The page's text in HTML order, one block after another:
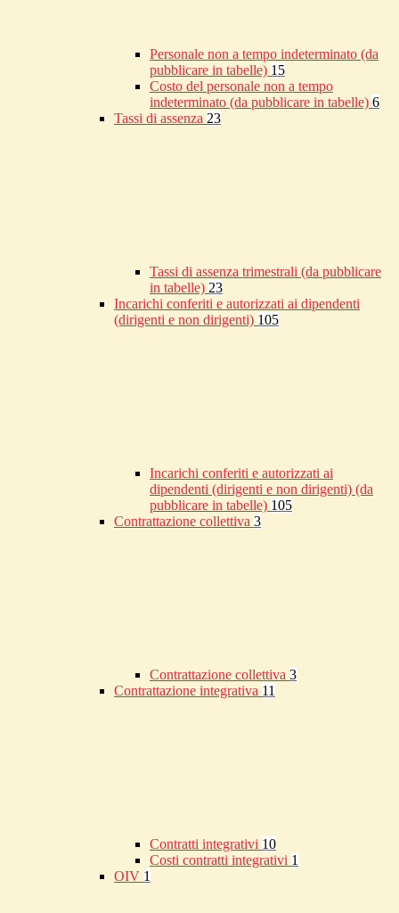
Personale non a tempo indeterminato (da
pubblicare in tabelle) 15
Costo del personale non a tempo
indeterminato (da pubblicare in tabelle) 6
Tassi di assenza 23
Tassi di assenza trimestrali (da pubblicare
in tabelle) 23
Incarichi conferiti e autorizzati ai dipendenti
(dirigenti e non dirigenti) 105
Incarichi conferiti e autorizzati ai
dipendenti (dirigenti e non dirigenti) (da
pubblicare in tabelle) 105
Contrattazione collettiva 3
Contrattazione collettiva 3
Contrattazione integrativa 11
Contratti integrativi 10
Costi contratti integrativi 1
OIV 1